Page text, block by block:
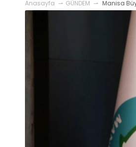
Anasayfa GÜNDEM Manisa